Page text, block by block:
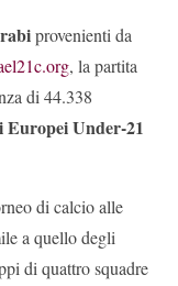
provenienti da
, la partita
di 44.338
Europei Under-21
di calcio alle
a quello degli
di quattro squadre